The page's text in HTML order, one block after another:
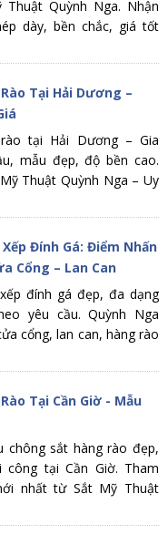
Quỳnh Nga. Nhận
dày, bền chắc, giá tốt
Tại Hải Dương –
tại Hải Dương – Gia
mẫu đẹp, độ bền cao.
Thuật Quỳnh Nga – Uy
Xếp Đính Gá: Điểm Nhấn
Cổng – Lan Can
đính gá đẹp, đa dạng
yêu cầu. Quỳnh Nga
cổng, lan can, hàng rào
Tại Cần Giờ - Mẫu
chông sắt hàng rào đẹp,
công tại Cần Giờ. Tham
nhất từ Sắt Mỹ Thuật